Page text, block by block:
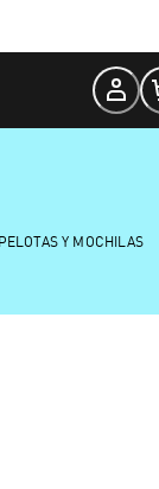
Y MOCHILAS